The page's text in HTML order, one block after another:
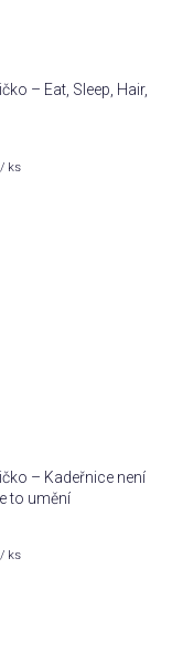
– Eat, Sleep, Hair,
/ ks
– Kadeřnice není
to umění
/ ks